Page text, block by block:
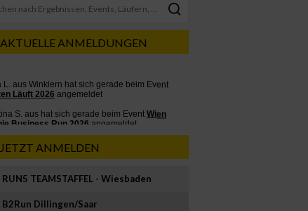
AKTUELLE ANMELDUNGEN
JETZT ANMELDEN
RUN5 TEAMSTAFFEL - Wiesbaden
B2Run Dillingen/Saar